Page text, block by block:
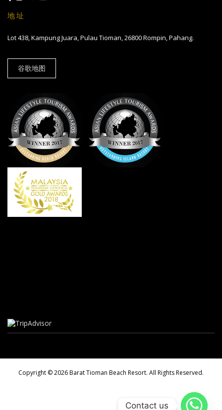
地址
Lot 438, Kampung Juara, Pulau Tioman, 26800 Rompin, Pahang.
谷歌地图
Copyright © 2026 Barat Tioman Beach Resort. All Rights Reserved.
Contact us